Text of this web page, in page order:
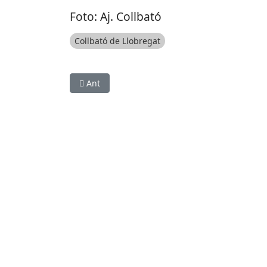
Foto: Aj. Collbató
Collbató de Llobregat
Article anterior: MEDI AMBIENT: La
Ant